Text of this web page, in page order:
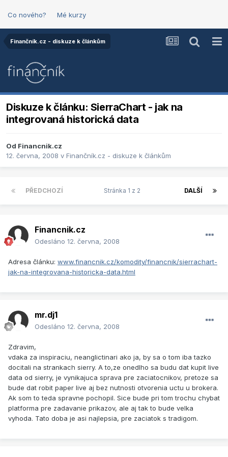
Co nového? Mé kurzy
Finančník.cz - diskuze k článkům
Diskuze k článku: SierraChart - jak na
integrovaná historická data
Od Financnik.cz
12. června, 2008 v Finančník.cz - diskuze k článkům
PŘEDCHOZÍ DALŠÍ
Stránka 1 z 2
Financnik.cz
Odesláno 12. června, 2008
Adresa článku: www.financnik.cz/komodity/financnik/sierrachart-
jak-na-integrovana-historicka-data.html
mr.dj1
Odesláno 12. června, 2008
Zdravim,
vdaka za inspiraciu, neanglictinari ako ja, by sa o tom iba tazko
docitali na strankach sierry. A to,ze onedlho sa budu dat kupit live
data od sierry, je vynikajuca sprava pre zaciatocnikov, pretoze sa
bude dat robit paper live aj bez nutnosti otvorenia uctu u brokera.
Ak som to teda spravne pochopil. Sice bude pri tom trochu chybat
platforma pre zadavanie prikazov, ale aj tak to bude velka
vyhoda. Tato doba je asi najlepsia, pre zaciatok s tradigom.